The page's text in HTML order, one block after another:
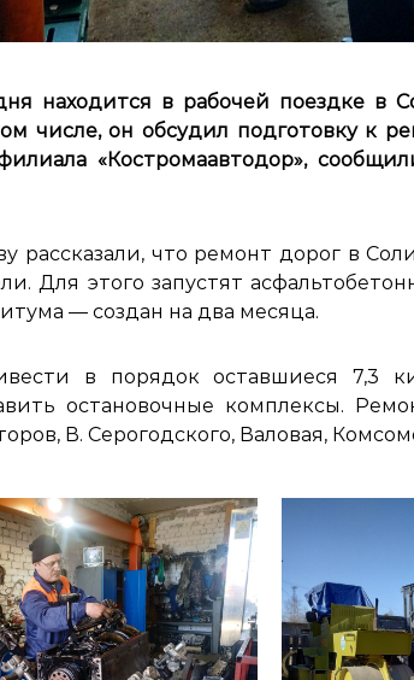
находится в рабочей поездке в
числе, он обсудил подготовку к
«Костромаавтодор»,
рассказали, что ремонт дорог в
Для этого запустят
— создан на два месяца.
в порядок оставшиеся 7,3
остановочные комплексы.
В. Серогодского, Валовая,